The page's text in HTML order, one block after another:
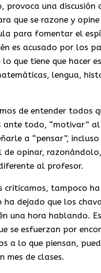
provoca una discusión
que se razone y opine
para fomentar el
es acusado por los
lo que tiene que hacer
lengua,
de entender todos
ante todo, “motivar” al
a “pensar”, incluso
de opinar,
al profesor.
criticamos, tampoco
ha dejado que los
una hora hablando.
se esfuerzan por
a lo que piensan,
mes de clases.